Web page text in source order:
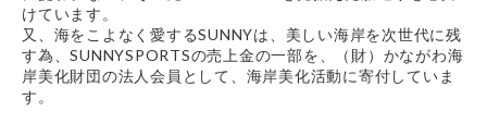
けています。
又、海をこよなく愛するSUNNYは、美しい海岸を次世代に残
す為、SUNNYSPORTSの売上金の一部を、（財）かながわ海
岸美化財団の法人会員として、海岸美化活動に寄付していま
す。